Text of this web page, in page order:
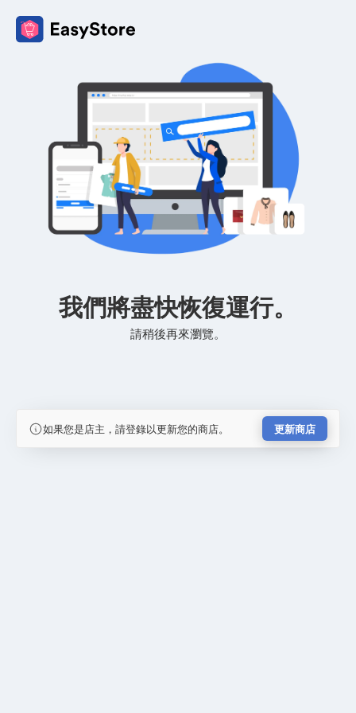
我們將盡快恢復運行。
請稍後再來瀏覽。
如果您是店主，請登錄以更新您的商店。 更新商店